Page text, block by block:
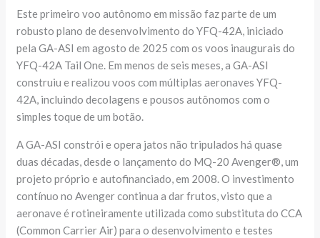
Este primeiro voo autônomo em missão faz parte de um
robusto plano de desenvolvimento do YFQ-42A, iniciado
pela GA-ASI em agosto de 2025 com os voos inaugurais do
YFQ-42A Tail One. Em menos de seis meses, a GA-ASI
construiu e realizou voos com múltiplas aeronaves YFQ-
42A, incluindo decolagens e pousos autônomos com o
simples toque de um botão.
A GA-ASI constrói e opera jatos não tripulados há quase
duas décadas, desde o lançamento do MQ-20 Avenger®, um
projeto próprio e autofinanciado, em 2008. O investimento
contínuo no Avenger continua a dar frutos, visto que a
aeronave é rotineiramente utilizada como substituta do CCA
(Common Carrier Air) para o desenvolvimento e testes